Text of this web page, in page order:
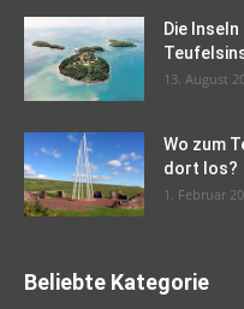
Die
13. August
Wo zum
dort los?
1. Februar
Beliebte Kategorie